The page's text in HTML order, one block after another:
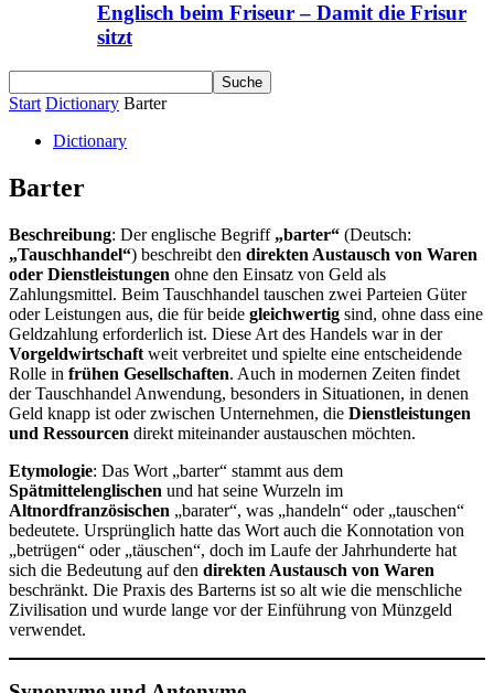
Englisch beim Friseur – Damit die Frisur
sitzt
Start Dictionary Barter
Dictionary
Barter
Beschreibung: Der englische Begriff „barter“ (Deutsch:
„Tauschhandel“) beschreibt den direkten Austausch von Waren
oder Dienstleistungen ohne den Einsatz von Geld als
Zahlungsmittel. Beim Tauschhandel tauschen zwei Parteien Güter
oder Leistungen aus, die für beide gleichwertig sind, ohne dass eine
Geldzahlung erforderlich ist. Diese Art des Handels war in der
Vorgeldwirtschaft weit verbreitet und spielte eine entscheidende
Rolle in frühen Gesellschaften. Auch in modernen Zeiten findet
der Tauschhandel Anwendung, besonders in Situationen, in denen
Geld knapp ist oder zwischen Unternehmen, die Dienstleistungen
und Ressourcen direkt miteinander austauschen möchten.
Etymologie: Das Wort „barter“ stammt aus dem
Spätmittelenglischen und hat seine Wurzeln im
Altnordfranzösischen „barater“, was „handeln“ oder „tauschen“
bedeutete. Ursprünglich hatte das Wort auch die Konnotation von
„betrügen“ oder „täuschen“, doch im Laufe der Jahrhunderte hat
sich die Bedeutung auf den direkten Austausch von Waren
beschränkt. Die Praxis des Barterns ist so alt wie die menschliche
Zivilisation und wurde lange vor der Einführung von Münzgeld
verwendet.